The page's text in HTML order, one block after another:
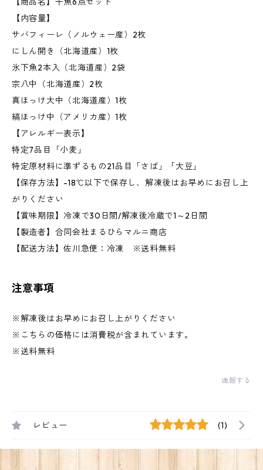
【内容量】
サバフィーレ（ノルウェー産）2枚
にしん開き（北海道産）1枚
氷下魚2本入（北海道産）2袋
宗八中（北海道産）2枚
真ほっけ大中（北海道産）1枚
縞ほっけ中（アメリカ産）1枚
【アレルギー表示】
特定7品目「小麦」
特定原材料に準ずるもの21品目「さば」「大豆」
【保存方法】-18℃以下で保存し、解凍後はお早めにお召し上
がりください
【賞味期限】冷凍で30日間/解凍後冷蔵で1～2日間
【製造者】合同会社まるひらマルニ商店
【配送方法】佐川急便：冷凍 ※送料無料
注意事項
※解凍後はお早めにお召し上がりください
※こちらの価格には消費税が含まれています。
※送料無料
通報する
レビュー (1)